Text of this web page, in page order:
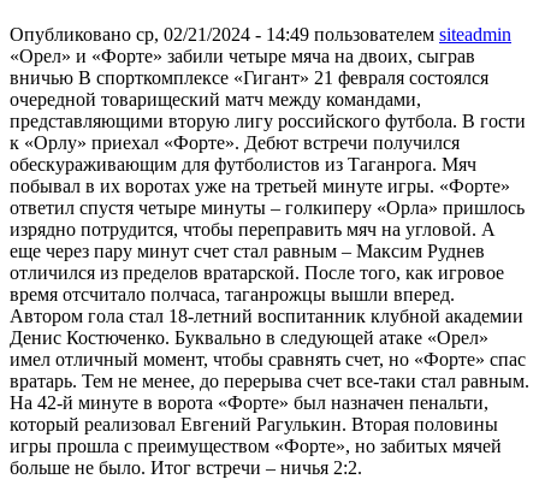
Опубликовано ср, 02/21/2024 - 14:49 пользователем siteadmin
«Орел» и «Форте» забили четыре мяча на двоих, сыграв
вничью В спорткомплексе «Гигант» 21 февраля состоялся
очередной товарищеский матч между командами,
представляющими вторую лигу российского футбола. В гости
к «Орлу» приехал «Форте». Дебют встречи получился
обескураживающим для футболистов из Таганрога. Мяч
побывал в их воротах уже на третьей минуте игры. «Форте»
ответил спустя четыре минуты – голкиперу «Орла» пришлось
изрядно потрудится, чтобы переправить мяч на угловой. А
еще через пару минут счет стал равным – Максим Руднев
отличился из пределов вратарской. После того, как игровое
время отсчитало полчаса, таганрожцы вышли вперед.
Автором гола стал 18-летний воспитанник клубной академии
Денис Костюченко. Буквально в следующей атаке «Орел»
имел отличный момент, чтобы сравнять счет, но «Форте» спас
вратарь. Тем не менее, до перерыва счет все-таки стал равным.
На 42-й минуте в ворота «Форте» был назначен пенальти,
который реализовал Евгений Рагулькин. Вторая половины
игры прошла с преимуществом «Форте», но забитых мячей
больше не было. Итог встречи – ничья 2:2.